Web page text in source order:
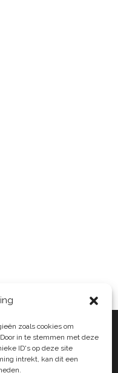
zoals cookies om
in te stemmen met deze
ID's op deze site
intrekt, kan dit een